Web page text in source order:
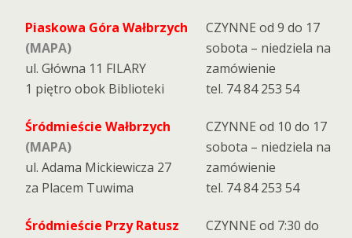
Piaskowa Góra Wałbrzych
(MAPA)
ul. Główna 11 FILARY
1 piętro obok Biblioteki
CZYNNE od 9 do 17
sobota – niedziela na
zamówienie
tel. 74 84 253 54
Śródmieście Wałbrzych
(MAPA)
ul. Adama Mickiewicza 27
za Placem Tuwima
CZYNNE od 10 do 17
sobota – niedziela na
zamówienie
tel. 74 84 253 54
Śródmieście Przy Ratusz
CZYNNE od 7:30 do